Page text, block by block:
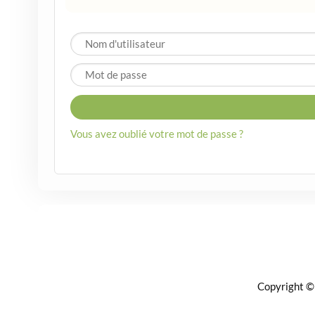
Vous avez oublié votre mot de passe ?
Copyright ©